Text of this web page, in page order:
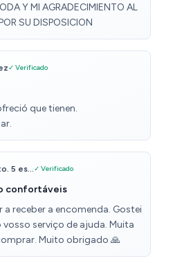
Y MI AGRADECIMIENTO AL
SU DISPOSICION
✓ Verificado
que tienen.
5 es... ✓ Verificado
confortáveis
receber a encomenda. Gostei
serviço de ajuda. Muita
Muito obrigado 🙏